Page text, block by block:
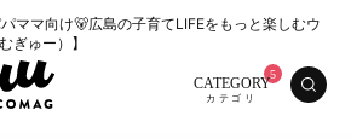
ママ向け🐻広島の子育てLIFEをもっと楽しむウ
ぎゅー）】
CATEGORY